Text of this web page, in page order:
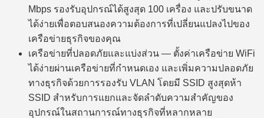
Mbps รองรับอุปกรณ์ได้สูงสุด 100 เครื่อง และปรับขนาด
ได้ง่ายเพื่อตอบสนองความต้องการที่เปลี่ยนแปลงไปของ
เครือข่ายธุรกิจของคุณ
เครือข่ายที่ปลอดภัยและแบ่งส่วน — ตั้งค่าเครือข่าย WiFi
ได้ง่ายผ่านเครือข่ายที่กำหนดเอง และเพิ่มความปลอดภัย
ทางธุรกิจด้วยการรองรับ VLAN โดยมี SSID สูงสุดห้า
SSID สำหรับการแยกและจัดลำดับความสำคัญของ
อุปกรณ์ในสถานการณ์ทางธุรกิจที่หลากหลาย